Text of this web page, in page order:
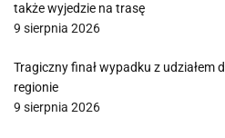
także wyjedzie na trasę
9 sierpnia 2026
Tragiczny finał wypadku z udziałem
regionie
9 sierpnia 2026